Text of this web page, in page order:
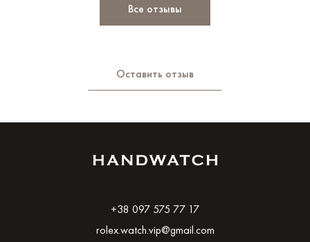
Все отзывы
Оставить отзыв
+38 097 575 77 17
rolex.watch.vip@gmail.com